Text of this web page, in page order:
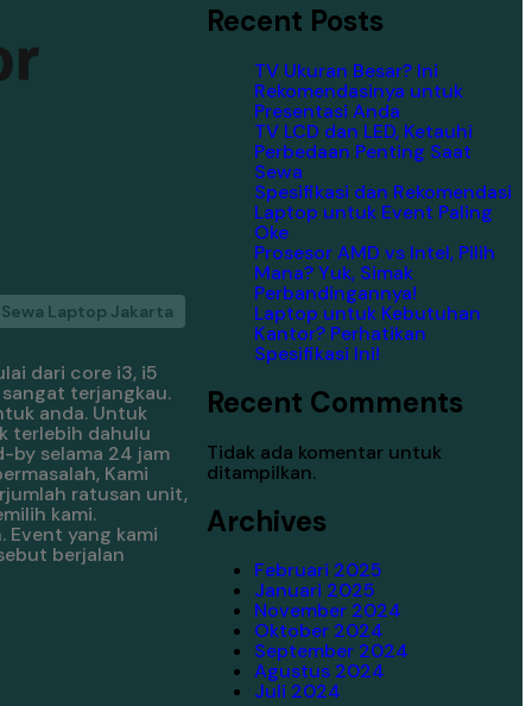
Sewa Laptop Jakarta
dari core i3, i5
terjangkau.
anda. Untuk
terlebih dahulu
by selama 24 jam
Kami
ratusan unit,
kami.
Event yang kami
berjalan
Recent Posts
TV Ukuran Besar? Ini
Rekomendasinya untuk
Presentasi Anda
TV LCD dan LED, Ketauhi
Perbedaan Penting Saat
Sewa
Spesifikasi dan Rekomendasi
Laptop untuk Event Paling
Oke
Prosesor AMD vs Intel, Pilih
Mana? Yuk, Simak
Perbandingannya!
Laptop untuk Kebutuhan
Kantor? Perhatikan
Spesifikasi Ini!
Recent Comments
Tidak ada komentar untuk
ditampilkan.
Archives
Februari 2025
Januari 2025
November 2024
Oktober 2024
September 2024
Agustus 2024
Juli 2024